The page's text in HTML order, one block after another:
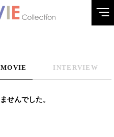
MOVIE INTERVIEW
せんでした。